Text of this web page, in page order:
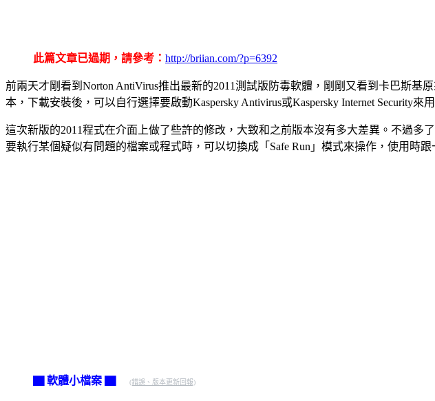
此篇文章已過期，請參考： http://briian.com/?p=6392
前兩天才剛看到Norton AntiVirus推出最新的2011測試版防毒軟體，剛剛又看到卡巴斯基
本，下載安裝後，可以自行選擇要啟動Kaspersky Antivirus或Kaspersky Internet Security來用
這次新版的2011程式在介面上做了些許的修改，大致和之前版本沒有多大差異。不過多
要執行某個疑似有問題的檔案或程式時，可以切換成「Safe Run」模式來操作，使用時
▇ 軟體小檔案 ▇ (錯誤、版本更新回報)